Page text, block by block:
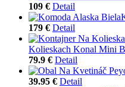
109 € Detail
179 € Detail
Kolieskach Konal Mini
79.9 € Detail
39.95 € Detail